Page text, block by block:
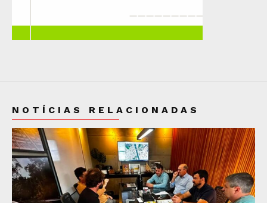
NOTÍCIAS RELACIONADAS